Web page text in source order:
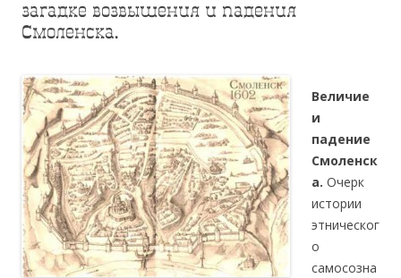
загадке возвышения и падения
Смоленска.
Величие
и
падение
Смоленск
а. Очерк
истории
этническог
о
самосозна